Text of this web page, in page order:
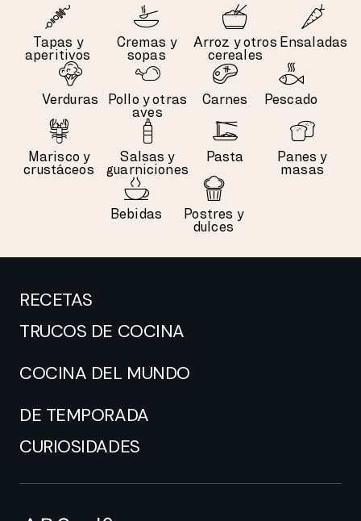
Tapas y
aperitivos
Cremas y
sopas
Arroz y otros
cereales
Ensaladas
Verduras
Pollo y otras
aves
Carnes Pescado
Marisco y
crustáceos
Salsas y
guarniciones
Pasta
Panes y
masas
Bebidas
Postres y
dulces
RECETAS
TRUCOS DE COCINA
COCINA DEL MUNDO
DE TEMPORADA
CURIOSIDADES